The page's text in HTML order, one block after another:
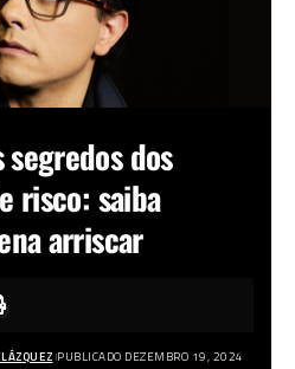
segredos dos
risco: saiba
arriscar
PUBLICADO DEZEMBRO 19, 2024